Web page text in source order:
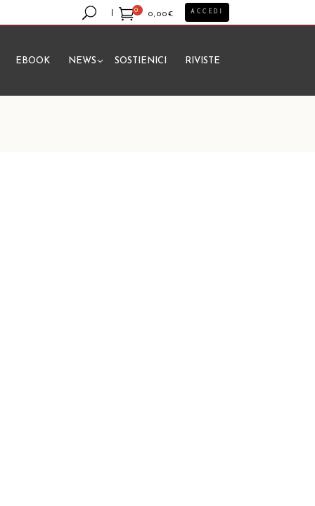
0
0,00€
prodotto nel carrello.
ACCEDI
EBOOK NEWS SOSTIENICI RIVISTE